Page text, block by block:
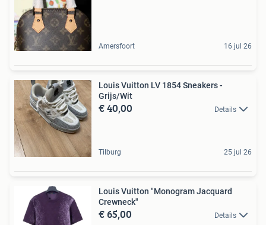
Amersfoort 16 jul 26
Louis Vuitton LV 1854 Sneakers -
Grijs/Wit
€ 40,00 Details
Tilburg 25 jul 26
Louis Vuitton "Monogram Jacquard
Crewneck"
€ 65,00 Details